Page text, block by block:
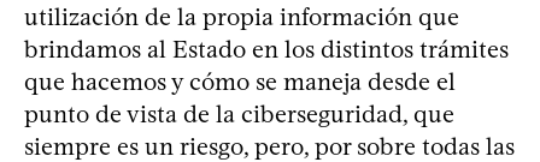
utilización de la propia información que
brindamos al Estado en los distintos trámites
que hacemos y cómo se maneja desde el
punto de vista de la ciberseguridad, que
siempre es un riesgo, pero, por sobre todas las